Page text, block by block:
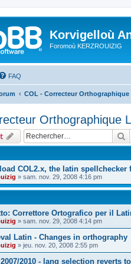
Korvigelloù
Foromoù KERZROUIZIG
FAQ
COL - Correcteur
Orthographique
COL2.x, the latin spellchecker
» sam. nov. 29, 2008 4:16 pm
Correttore Ortografico per il
» sam. nov. 29, 2008 4:14 pm
Latin - Changes in orthography
» jeu. nov. 20, 2008 2:55 pm
2010 - lang selection reverts